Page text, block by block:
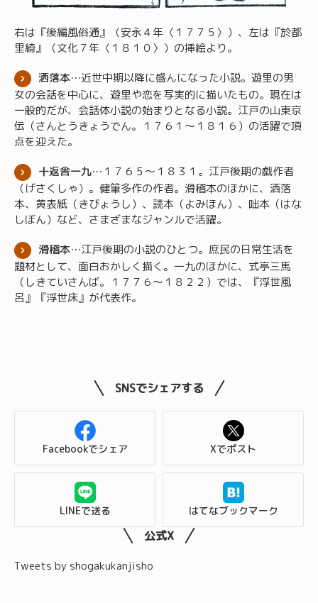
右は『後編風俗通』（安永４年〈１７７５〉）、左は『於都
里綺』（文化７年〈１８１０〉）の挿絵より。
洒落本…近世中期以降に盛んになった小説。遊里の男
女の会話を中心に、遊里や恋を写実的に描いたもの。現在は
一般的だが、会話体小説の始まりとなる小説。江戸の山東京
伝（さんとうきょうでん。１７６１～１８１６）の活躍で頂
点を迎えた。
十返舎一九… １７６５～１８３１。江戸後期の戯作者
（げさくしゃ）。健筆多作の作者。滑稽本のほかに、洒落
本、黄表紙（きびょうし）、読本（よみほん）、咄本（はな
しぼん）など、さまざまなジャンルで活躍。
滑稽本…江戸後期の小説のひとつ。庶民の日常生活を
題材として、面白おかしく描く。一九のほかに、式亭三馬
（しきていさんば。１７７６～１８２２）では、『浮世風
呂』『浮世床』が代表作。
SNSでシェアする
Facebookでシェア Xでポスト
LINEで送る はてなブックマーク
公式X
Tweets by shogakukanjisho